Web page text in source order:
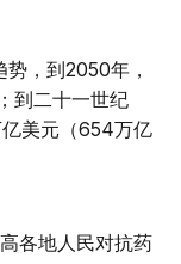
，到2050年，
到二十一世纪
美元（654万亿
各地人民对抗药